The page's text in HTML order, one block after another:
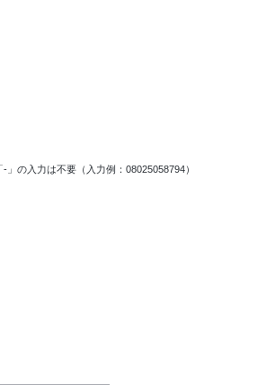
の入力は不要（入力例：08025058794）